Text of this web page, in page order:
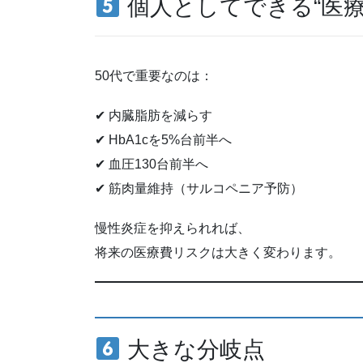
個人としてできる“医
50代で重要なのは：
✔ 内臓脂肪を減らす
✔ HbA1cを5%台前半へ
✔ 血圧130台前半へ
✔ 筋肉量維持（サルコペニア予防）
慢性炎症を抑えられれば、
将来の医療費リスクは大きく変わります。
大きな分岐点